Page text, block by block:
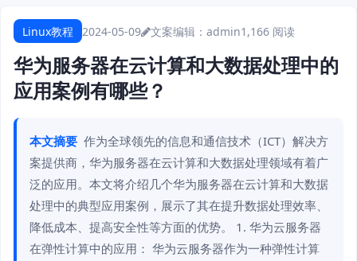
Linux教程 2024-05-09 文案编辑：admin1,166 阅读
华为服务器在云计算和大数据处理中的
应用案例有哪些？
本文摘要 作为全球领先的信息和通信技术（ICT）解决方
案提供商，华为服务器在云计算和大数据处理领域有着广
泛的应用。本文将介绍几个华为服务器在云计算和大数据
处理中的典型应用案例，展示了其在提升数据处理效率、
降低成本、提高安全性等方面的优势。 1. 华为云服务器
在弹性计算中的应用： 华为云服务器作为一种弹性计算